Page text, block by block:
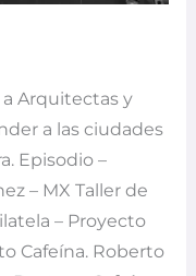
Arquitectas y
a las ciudades
Episodio –
– MX Taller de
– Proyecto
Cafeína. Roberto